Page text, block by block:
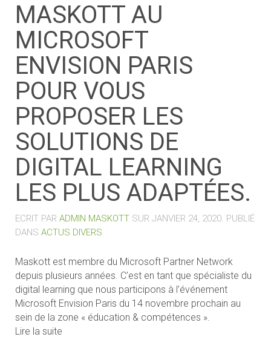
MASKOTT AU
MICROSOFT
ENVISION PARIS
POUR VOUS
PROPOSER LES
SOLUTIONS DE
DIGITAL LEARNING
LES PLUS ADAPTÉES.
ECRIT PAR ADMIN MASKOTT SUR JANVIER 24, 2020. PUBLIÉ
DANS ACTUS DIVERS
Maskott est membre du Microsoft Partner Network
depuis plusieurs années. C’est en tant que spécialiste du
digital learning que nous participons à l’événement
Microsoft Envision Paris du 14 novembre prochain au
sein de la zone « éducation & compétences ».
Lire la suite